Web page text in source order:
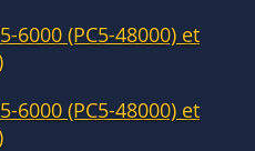
6000 (PC5-48000) et
6000 (PC5-48000) et